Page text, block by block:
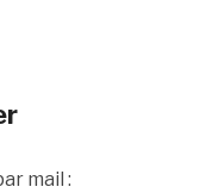
mail :